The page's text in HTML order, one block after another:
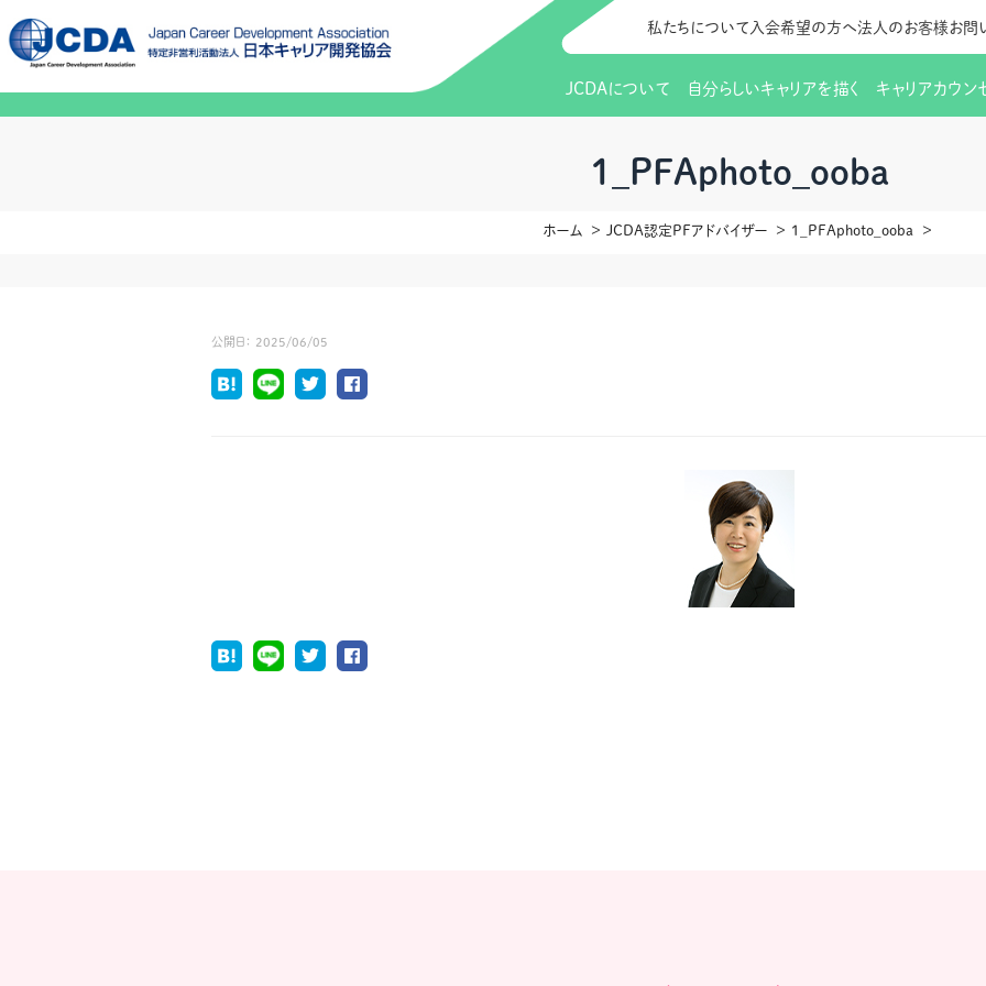
私たちについて 入会希望の方へ法人のお客様お問
JCDAについて
JCDAのビジョン
キャリア支援サービス
自分らしいキャリアを描く キャリアカウン
入会のご案内
支部のご紹介
研修情報（お知らせ）
（更新講習・スキルアップ）
ピアファシリテーター紹介
1_PFAphoto_ooba
ホーム JCDA認定PFアドバイザー 1_PFAphoto_ooba
公開日： 2025/06/05